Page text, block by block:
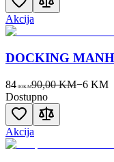
Akcija
DOCKING
84 00KM90,00 KM−6KM
Dostupno
Akcija